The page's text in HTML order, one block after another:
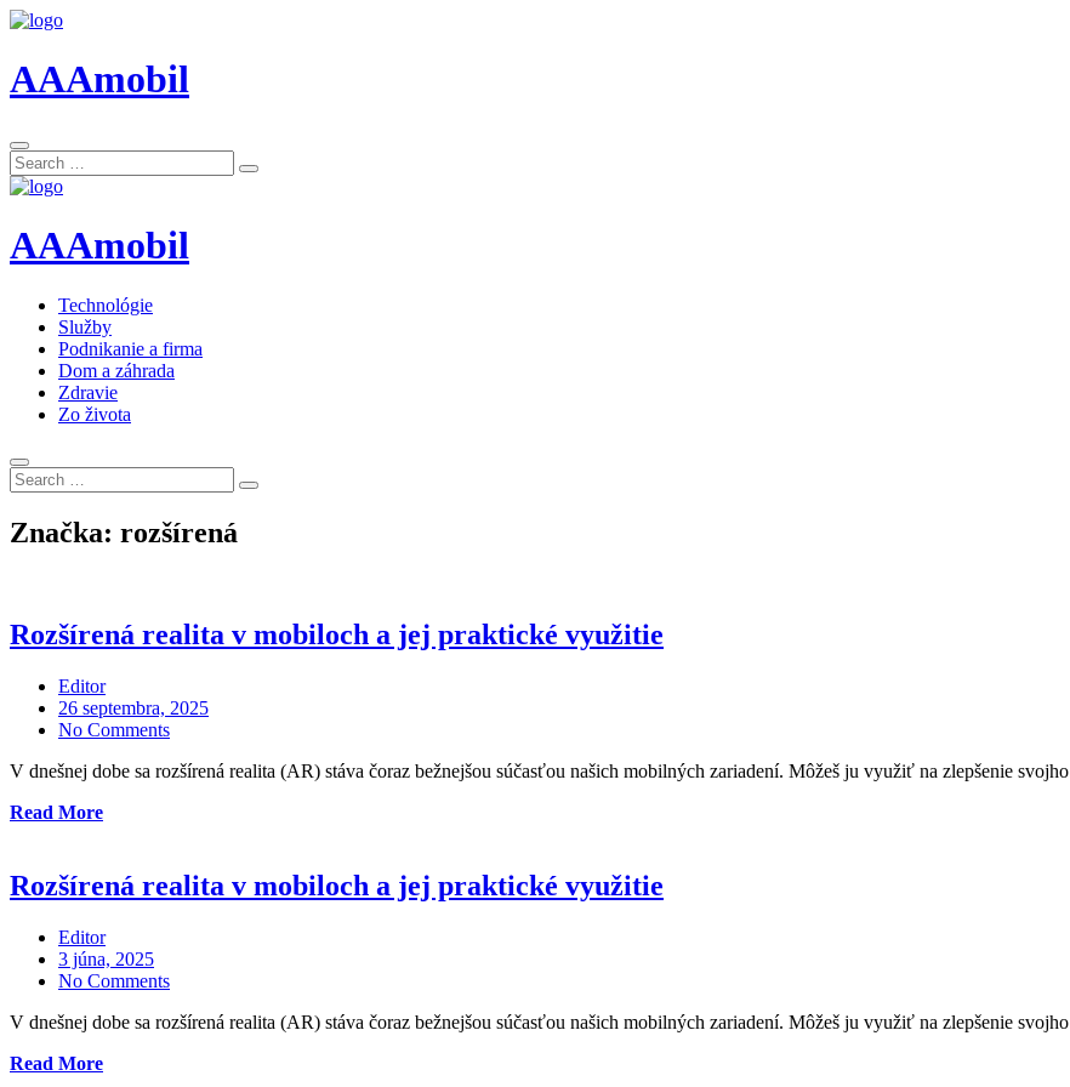
AAAmobil
Search
for:
Search
AAAmobil
Technológie
Služby
Podnikanie a firma
Dom a záhrada
Zdravie
Zo života
Search
for:
Search
Značka: rozšírená
Rozšírená realita v mobiloch a jej praktické využitie
Editor
Posted
on
26 septembra, 2025
No Comments
V dnešnej dobe sa rozšírená realita (AR) stáva čoraz bežnejšou súčasťou našich mobilných zariadení. Môžeš ju využiť na zlepšenie svojho
Read More„Rozšírená
mobiloch
a
praktické
využitie“
Rozšírená realita v mobiloch a jej praktické využitie
Editor
Posted
on
3 júna, 2025
No Comments
V dnešnej dobe sa rozšírená realita (AR) stáva čoraz bežnejšou súčasťou našich mobilných zariadení. Môžeš ju využiť na zlepšenie svojho
Read More„Rozšírená